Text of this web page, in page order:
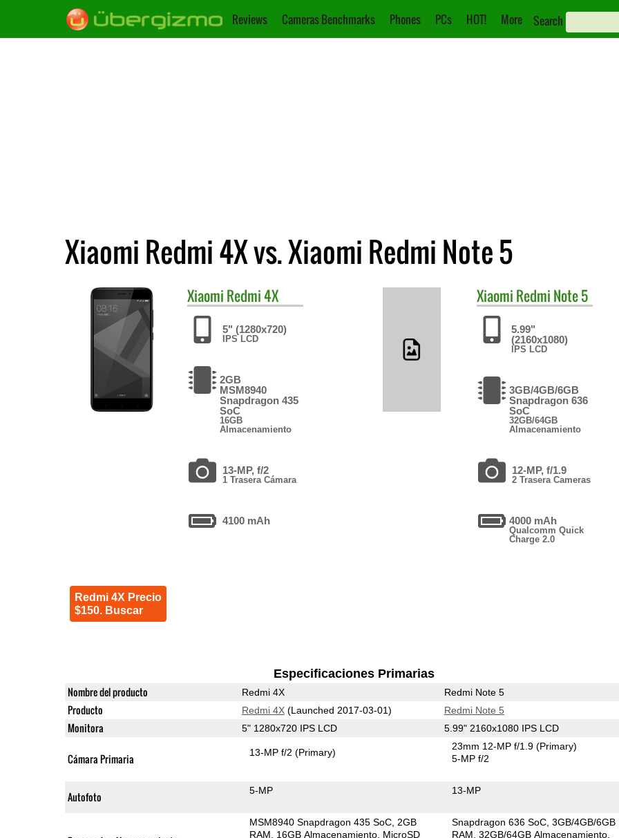
Reviews Cameras Benchmarks Phones PCs HOT! More Search
Xiaomi Redmi 4X vs. Xiaomi Redmi Note 5
Xiaomi Redmi 4X
5" (1280x720)
IPS LCD
2GB
MSM8940
Snapdragon 435
SoC
16GB
Almacenamiento
13-MP, f/2
1 Trasera Cámara
4100 mAh
Redmi 4X Precio
$150. Buscar
Xiaomi Redmi Note 5
5.99"
(2160x1080)
IPS LCD
3GB/4GB/6GB
Snapdragon 636
SoC
32GB/64GB
Almacenamiento
12-MP, f/1.9
2 Trasera Cameras
4000 mAh
Qualcomm Quick
Charge 2.0
Especificaciones Primarias
Nombre del producto Redmi 4X Redmi Note 5
Producto Redmi 4X(Launched 2017-03-01) Redmi Note 5
Monitora 5" 1280x720 IPS LCD 5.99" 2160x1080 IPS LCD
Cámara Primaria 13-MP f/2(Primary)
23mm 12-MP f/1.9(Primary)
5-MP f/2
Autofoto 5-MP 13-MP
MSM8940 Snapdragon 435 SoC 2GB
RAM
16GB Almacenamiento MicroSD
Snapdragon 636 SoC 3GB/4GB/6GB
RAM 32GB/64GB Almacenamiento